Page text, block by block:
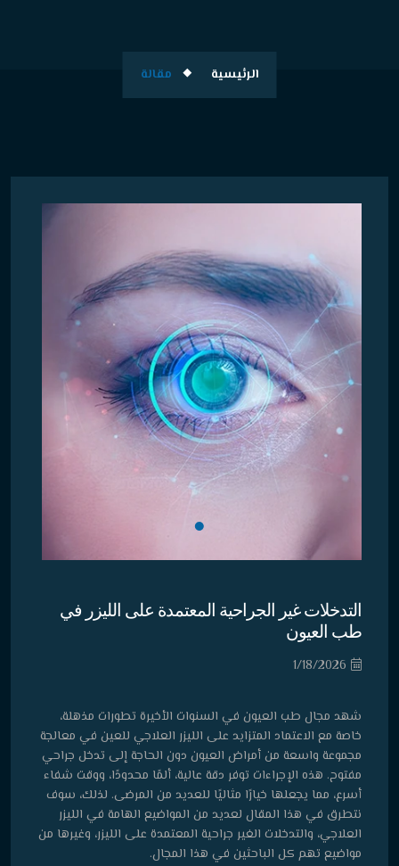
الرئيسية مقالة
التدخلات غير الجراحية المعتمدة على الليزر في
طب العيون
1/18/2026
شهد مجال طب العيون في السنوات الأخيرة تطورات مذهلة،
خاصة مع الاعتماد المتزايد على الليزر العلاجي للعين في معالجة
مجموعة واسعة من أمراض العيون دون الحاجة إلى تدخل جراحي
مفتوح. هذه الإجراءات توفر دقة عالية، ألمًا محدودًا، ووقت شفاء
أسرع، مما يجعلها خيارًا مثاليًا للعديد من المرضى. لذلك، سوف
نتطرق في هذا المقال لعديد من المواضيع الهامة في الليزر
العلاجي، والتدخلات الغير جراحية المعتمدة على الليزر، وغيرها من
مواضيع تهم كل الباحثين في هذا المجال.